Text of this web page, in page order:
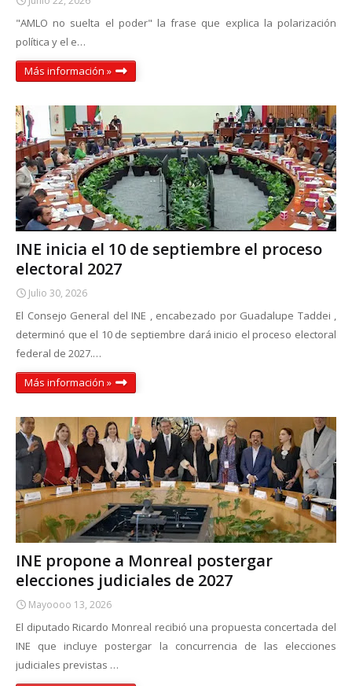
"AMLO no suelta el poder" la frase que explica la polarización
política y el e…
Más información »
INE inicia el 10 de septiembre el proceso
electoral 2027
Julio 30, 2026
El Consejo General del INE , encabezado por Guadalupe Taddei ,
determinó que el 10 de septiembre dará inicio el proceso electoral
federal de 2027.…
Más información »
INE propone a Monreal postergar
elecciones judiciales de 2027
Mayoooo 13, 2026
El diputado Ricardo Monreal recibió una propuesta concertada del
INE que incluye postergar la concurrencia de las elecciones
judiciales previstas …